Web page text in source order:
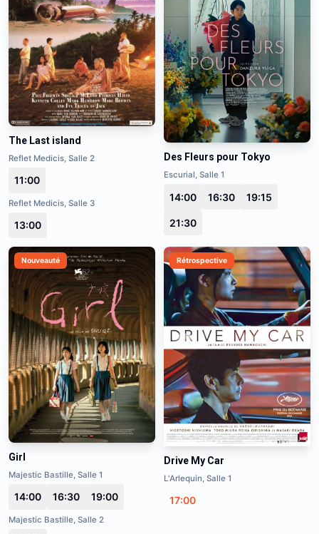
The Last island
Reflet Medicis, Salle 2
11:00
Reflet Medicis, Salle 3
13:00
Des Fleurs pour Tokyo
Escurial, Salle 1
14:00 16:30 19:15
21:30
Nouveauté
Girl
Majestic Bastille, Salle 1
14:00 16:30 19:00
Majestic Bastille, Salle 2
Rétrospective
Drive My Car
L'Arlequin, Salle 1
17:00